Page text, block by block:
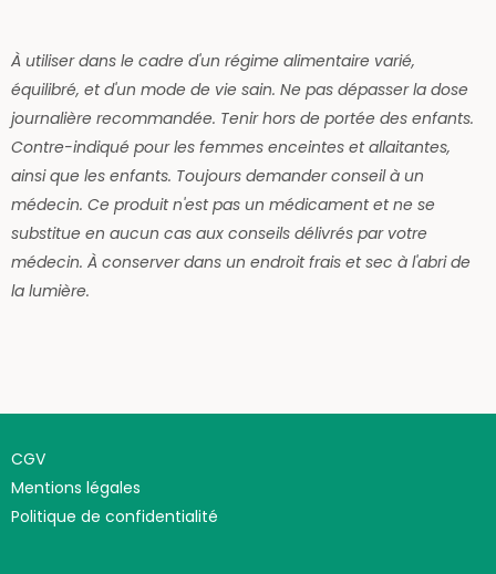
À utiliser dans le cadre d'un régime alimentaire varié,
équilibré, et d'un mode de vie sain. Ne pas dépasser la dose
journalière recommandée. Tenir hors de portée des enfants.
Contre-indiqué pour les femmes enceintes et allaitantes,
ainsi que les enfants. Toujours demander conseil à un
médecin. Ce produit n'est pas un médicament et ne se
substitue en aucun cas aux conseils délivrés par votre
médecin. À conserver dans un endroit frais et sec à l'abri de
la lumière.
CGV
Mentions légales
Politique de confidentialité